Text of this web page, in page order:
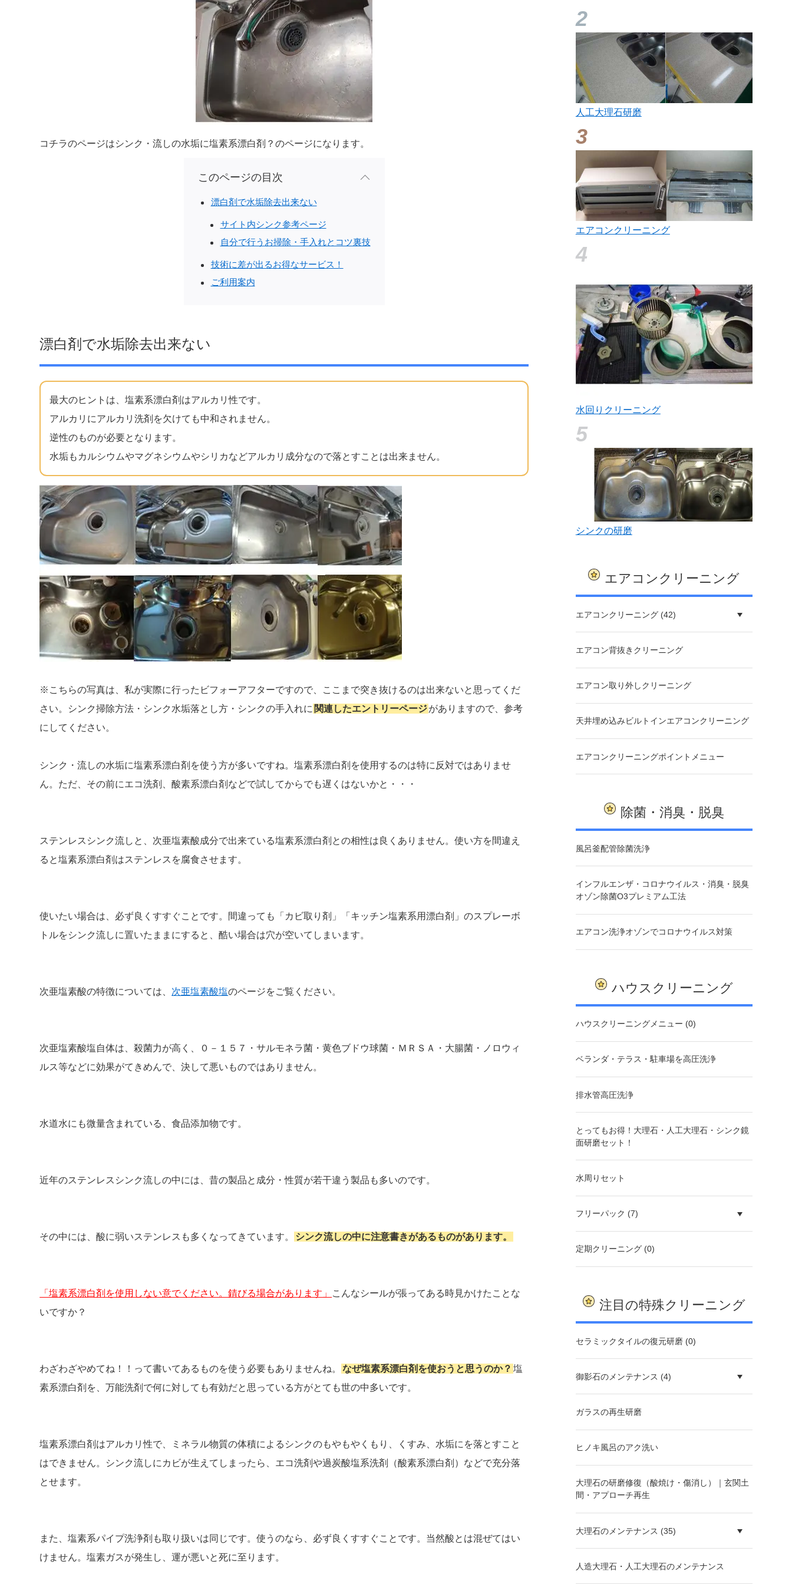
コチラのページはシンク・流しの水垢に塩素系漂白剤？のページになります。
このページの目次
漂白剤で水垢除去出来ない
サイト内シンク参考ページ
自分で行うお掃除・手入れとコツ裏技
技術に差が出るお得なサービス！
ご利用案内
漂白剤で水垢除去出来ない
最大のヒントは、塩素系漂白剤はアルカリ性です。
アルカリにアルカリ洗剤を欠けても中和されません。
逆性のものが必要となります。
水垢もカルシウムやマグネシウムやシリカなどアルカリ成分なので落とすことは出来ません。
※こちらの写真は、私が実際に行ったビフォーアフターですので、ここまで突き抜けるのは出来ないと思ってくだ
さい。シンク掃除方法・シンク水垢落とし方・シンクの手入れに 関連したエントリーページがありますので、参考
にしてください。
シンク・流しの水垢に塩素系漂白剤を使う方が多いですね。塩素系漂白剤を使用するのは特に反対ではありませ
ん。ただ、その前にエコ洗剤、酸素系漂白剤などで試してからでも遅くはないかと・・・
ステンレスシンク流しと、次亜塩素酸成分で出来ている塩素系漂白剤との相性は良くありません。使い方を間違え
ると塩素系漂白剤はステンレスを腐食させます。
使いたい場合は、必ず良くすすぐことです。間違っても「カビ取り剤」「キッチン塩素系用漂白剤」のスプレーボ
トルをシンク流しに置いたままにすると、酷い場合は穴が空いてしまいます。
次亜塩素酸の特徴については、 次亜塩素酸塩のページをご覧ください。
次亜塩素酸塩自体は、殺菌力が高く、０－１５７・サルモネラ菌・黄色ブドウ球菌・ＭＲＳＡ・大腸菌・ノロウィ
ルス等などに効果がてきめんで、決して悪いものではありません。
水道水にも微量含まれている、食品添加物です。
近年のステンレスシンク流しの中には、昔の製品と成分・性質が若干違う製品も多いのです。
その中には、酸に弱いステンレスも多くなってきています。 シンク流しの中に注意書きがあるものがあります。
「塩素系漂白剤を使用しない意でください。錆びる場合があります」
こんなシールが張ってある時見かけたことな
いですか？
わざわざやめてね！！って書いてあるものを使う必要もありませんね。 なぜ塩素系漂白剤を使おうと思うのか？ 塩
素系漂白剤を、万能洗剤で何に対しても有効だと思っている方がとても世の中多いです。
塩素系漂白剤はアルカリ性で、ミネラル物質の体積によるシンクのもやもやくもり、くすみ、水垢にを落とすこと
はできません。シンク流しにカビが生えてしまったら、エコ洗剤や過炭酸塩系洗剤（酸素系漂白剤）などで充分落
とせます。
また、塩素系パイプ洗浄剤も取り扱いは同じです。使うのなら、必ず良くすすぐことです。当然酸とは混ぜてはい
けません。塩素ガスが発生し、運が悪いと死に至ります。
人工大理石研磨
エアコンクリーニング
水回りクリーニング
シンクの研磨
エアコンクリーニング
エアコンクリーニング (42)
エアコン背抜きクリーニング
エアコン取り外しクリーニング
天井埋め込みビルトインエアコンクリーニング
エアコンクリーニングポイントメニュー
除菌・消臭・脱臭
風呂釜配管除菌洗浄
インフルエンザ・コロナウイルス・消臭・脱臭
オゾン除菌O3プレミアム工法
エアコン洗浄オゾンでコロナウイルス対策
ハウスクリーニング
ハウスクリーニングメニュー (0)
ベランダ・テラス・駐車場を高圧洗浄
排水管高圧洗浄
とってもお得！大理石・人工大理石・シンク鏡
面研磨セット！
水周りセット
フリーパック (7)
定期クリーニング (0)
注目の特殊クリーニング
セラミックタイルの復元研磨 (0)
御影石のメンテナンス (4)
ガラスの再生研磨
ヒノキ風呂のアク洗い
大理石の研磨修復（酸焼け・傷消し）｜玄関土
間・アプローチ再生
大理石のメンテナンス (35)
人造大理石・人工大理石のメンテナンス